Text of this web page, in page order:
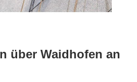
über Waidhofen an